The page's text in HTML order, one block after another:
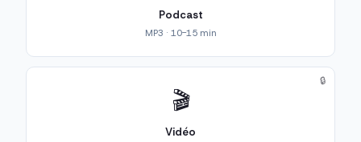
Podcast
MP3 · 10-15 min
🎬
Vidéo
🔒